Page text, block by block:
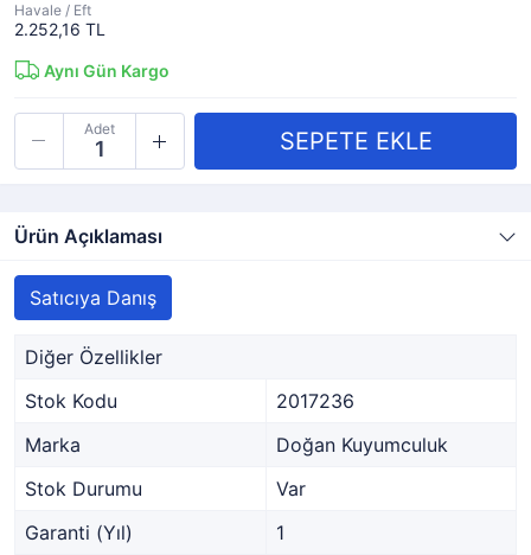
Havale / Eft
2.252,16 TL
Aynı Gün Kargo
Adet
Ürün Açıklaması
Satıcıya Danış
Diğer Özellikler
Stok Kodu
2017236
Marka
Doğan Kuyumculuk
Stok Durumu
Var
Garanti (Yıl)
1